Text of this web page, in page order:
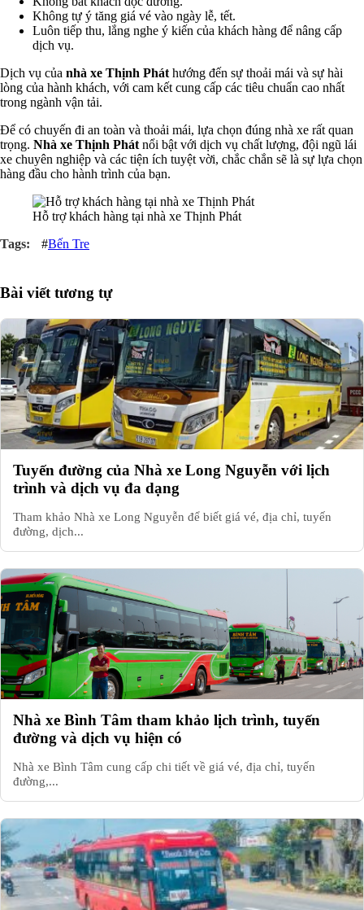
Không tự ý tăng giá vé vào ngày lễ, tết.
Luôn tiếp thu, lắng nghe ý kiến của khách hàng để nâng cấp
dịch vụ.
Dịch vụ của nhà xe Thịnh Phát hướng đến sự thoải mái và sự hài
lòng của hành khách, với cam kết cung cấp các tiêu chuẩn cao nhất
trong ngành vận tải.
Để có chuyến đi an toàn và thoải mái, lựa chọn đúng nhà xe rất quan
trọng. Nhà xe Thịnh Phát nổi bật với dịch vụ chất lượng, đội ngũ lái
xe chuyên nghiệp và các tiện ích tuyệt vời, chắc chắn sẽ là sự lựa chọn
hàng đầu cho hành trình của bạn.
Hỗ trợ khách hàng tại nhà xe Thịnh Phát
#Bến Tre
Bài viết tương tự
Tuyến đường của Nhà xe Long Nguyễn với lịch
trình và dịch vụ đa dạng
Tham khảo Nhà xe Long Nguyễn để biết giá vé, địa chỉ, tuyến
đường, dịch...
Nhà xe Bình Tâm tham khảo lịch trình, tuyến
đường và dịch vụ hiện có
Nhà xe Bình Tâm cung cấp chi tiết về giá vé, địa chỉ, tuyến
đường,...